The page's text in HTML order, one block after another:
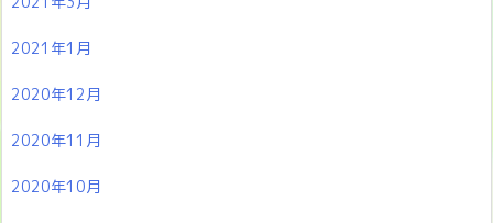
2021年1月
2020年12月
2020年11月
2020年10月